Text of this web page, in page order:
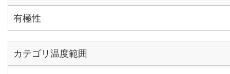
有極性
カテゴリ温度範囲